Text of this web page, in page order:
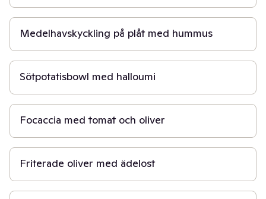
40 min
Medelhavskyckling på plåt med hummus
30 min
Sötpotatisbowl med halloumi
1 t 30 min
Focaccia med tomat och oliver
5 min
Friterade oliver med ädelost
1 t